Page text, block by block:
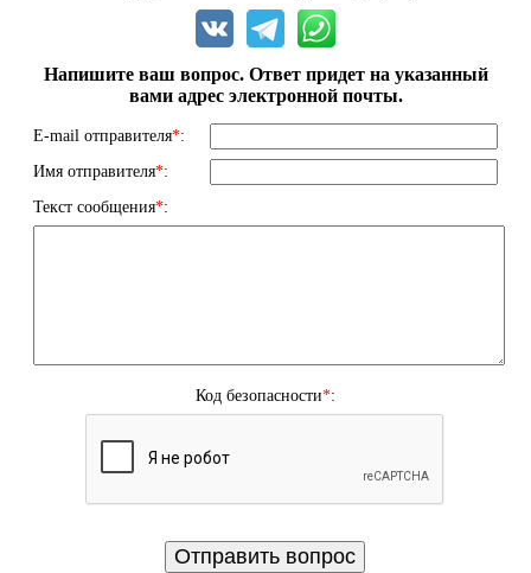
Напишите ваш вопрос. Ответ придет на указанный
вами адрес электронной почты.
E-mail отправителя*:
Имя отправителя*:
Текст сообщения*:
Код безопасности*: